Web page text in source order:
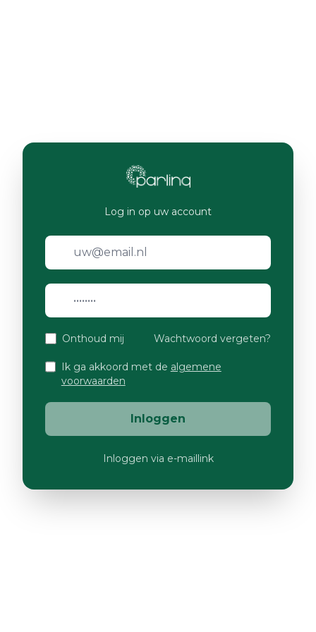
Log in op uw account
Onthoud mij Wachtwoord vergeten?
Ik ga akkoord met de algemene
voorwaarden
Inloggen
Inloggen via e-maillink